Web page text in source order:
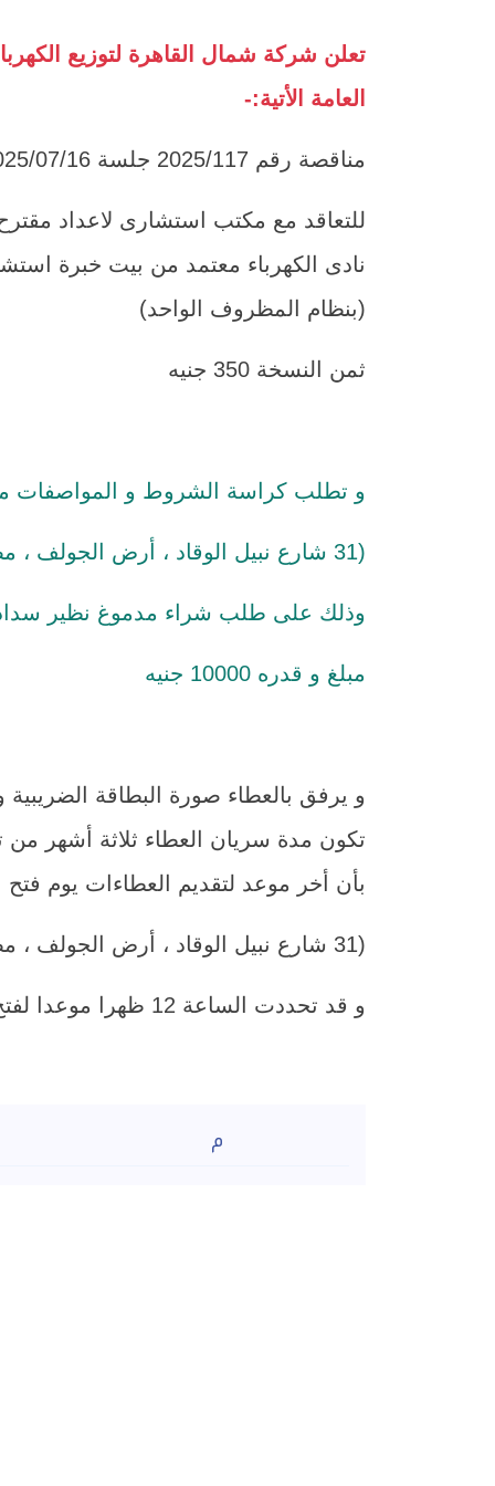
تعلن شركة شمال القاهرة لتوزيع
العامة الأتية:-
مناقصة رقم 2025/117 جلسة 2025/07/16
للتعاقد مع مكتب استشارى لاعداد
نادى الكهرباء معتمد من بيت خبرة
(بنظام المظروف الواحد)
ثمن النسخة 350 جنيه
و تطلب كراسة الشروط و المواصفات من
(31 شارع نبيل الوقاد ، أرض الجولف ، مصر الجديدة ، القاهرة)
وذلك على طلب شراء مدموغ نظير سداد
مبلغ و قدره 10000 جنيه
بأن أخر موعد لتقديم العطاءات يوم فتح المظاريف
(31 شارع نبيل الوقاد ، أرض الجولف ، مصر الجديدة ، القاهرة)
و قد تحددت الساعة 12 ظهرا موعدا لفتح المظاريف و تعتبر لائحة العقود و المشتريات بالشركة مكملة لهذا الإعلان.
م